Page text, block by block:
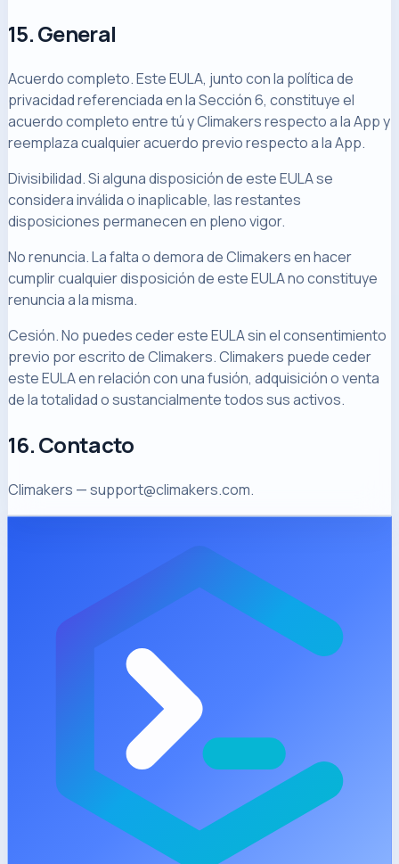
15. General
Acuerdo completo. Este EULA, junto con la política de
privacidad referenciada en la Sección 6, constituye el
acuerdo completo entre tú y Climakers respecto a la App y
reemplaza cualquier acuerdo previo respecto a la App.
Divisibilidad. Si alguna disposición de este EULA se
considera inválida o inaplicable, las restantes
disposiciones permanecen en pleno vigor.
No renuncia. La falta o demora de Climakers en hacer
cumplir cualquier disposición de este EULA no constituye
renuncia a la misma.
Cesión. No puedes ceder este EULA sin el consentimiento
previo por escrito de Climakers. Climakers puede ceder
este EULA en relación con una fusión, adquisición o venta
de la totalidad o sustancialmente todos sus activos.
16. Contacto
Climakers — support@climakers.com.